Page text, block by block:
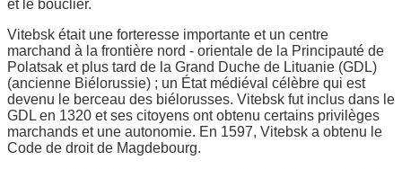
et le bouclier.
Vitebsk était une forteresse importante et un centre
marchand à la frontière nord - orientale de la Principauté de
Polatsak et plus tard de la Grand Duche de Lituanie (GDL)
(ancienne Biélorussie) ; un État médiéval célèbre qui est
devenu le berceau des biélorusses. Vitebsk fut inclus dans le
GDL en 1320 et ses citoyens ont obtenu certains privilèges
marchands et une autonomie. En 1597, Vitebsk a obtenu le
Code de droit de Magdebourg.